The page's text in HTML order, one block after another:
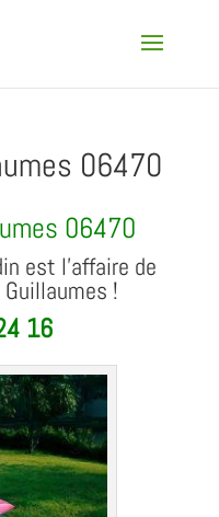
06470
06470
est l’affaire de
!
16